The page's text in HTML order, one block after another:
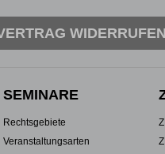
WIDERRUFEN
SEMINARE
Rechtsgebiete
Veranstaltungsarten